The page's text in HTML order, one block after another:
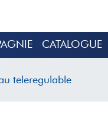
CATALOGUE
teleregulable